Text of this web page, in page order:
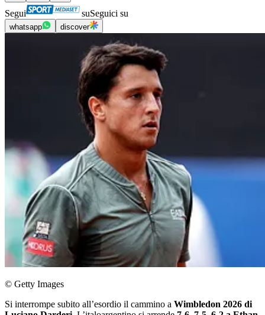
Segui suSeguici su
whatsapp discover
© Getty Images
Si interrompe subito all’esordio il cammino a Wimbledon 2026 di